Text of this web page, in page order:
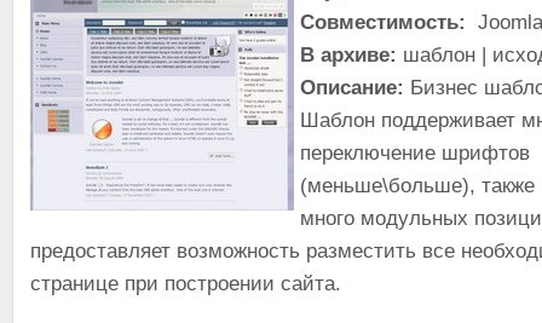
Совместимость:
В архиве: шаблон |
Описание: Бизнес
Шаблон поддерживает
переключение шрифтов
(меньше\больше), также
много модульных
предоставляет возможность разместить все
странице при построении сайта.